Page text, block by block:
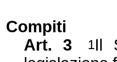
Compiti
Art. 3
1Il